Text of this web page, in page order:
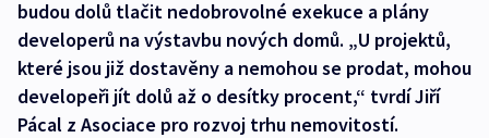
budou dolů tlačit nedobrovolné exekuce a plány
developerů na výstavbu nových domů. „U projektů,
které jsou již dostavěny a nemohou se prodat, mohou
developeři jít dolů až o desítky procent,“ tvrdí Jiří
Pácal z Asociace pro rozvoj trhu nemovitostí.